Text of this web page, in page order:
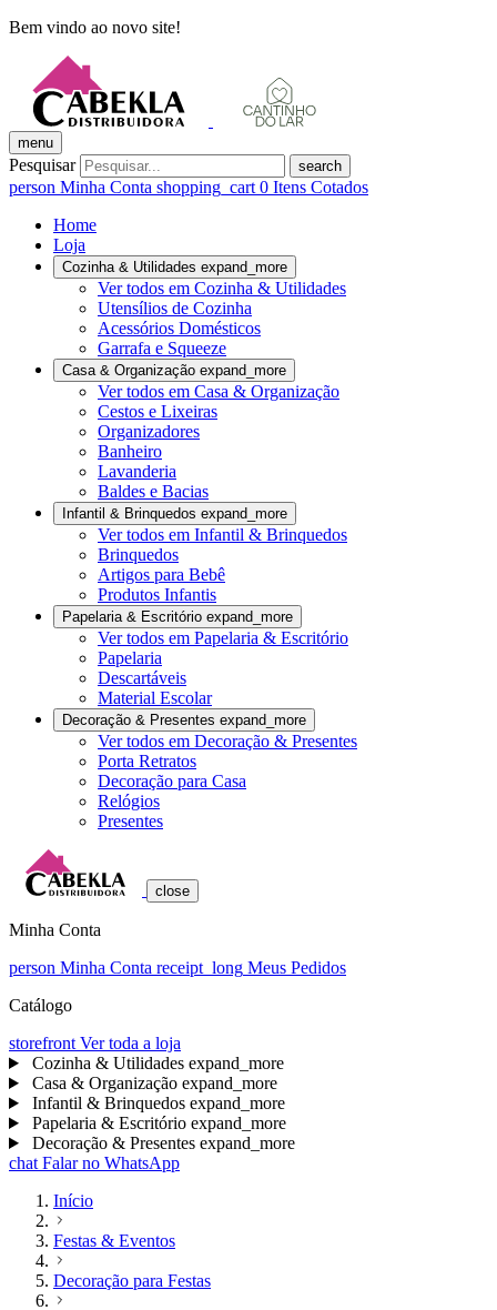
Bem vindo ao novo site!
menu
Pesquisar search
person Minha Conta shopping_cart 0 Itens Cotados
Home
Loja
Cozinha & Utilidades expand_more
Ver todos em Cozinha & Utilidades
Utensílios de Cozinha
Acessórios Domésticos
Garrafa e Squeeze
Casa & Organização expand_more
Ver todos em Casa & Organização
Cestos e Lixeiras
Organizadores
Banheiro
Lavanderia
Baldes e Bacias
Infantil & Brinquedos expand_more
Ver todos em Infantil & Brinquedos
Brinquedos
Artigos para Bebê
Produtos Infantis
Papelaria & Escritório expand_more
Ver todos em Papelaria & Escritório
Papelaria
Descartáveis
Material Escolar
Decoração & Presentes expand_more
Ver todos em Decoração & Presentes
Porta Retratos
Decoração para Casa
Relógios
Presentes
close
Minha Conta
person Minha Conta receipt_long Meus Pedidos
Catálogo
storefront Ver toda a loja
Cozinha & Utilidades expand_more
Casa & Organização expand_more
Infantil & Brinquedos expand_more
Papelaria & Escritório expand_more
Decoração & Presentes expand_more
chat Falar no WhatsApp
Início
Festas & Eventos
Decoração para Festas